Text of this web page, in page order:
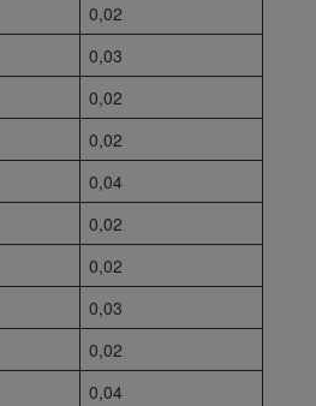
0,02
0,03
0,02
0,02
0,04
0,02
0,02
0,03
0,02
0,04